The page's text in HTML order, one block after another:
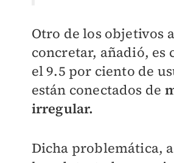
Otro de los objetivos a
concretar, añadió, es
el 9.5 por ciento de
están conectados de
irregular.
Dicha problemática,